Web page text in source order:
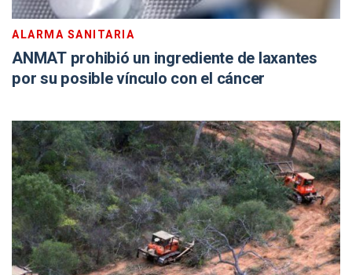
ALARMA SANITARIA
ANMAT prohibió un ingrediente de laxantes
por su posible vínculo con el cáncer